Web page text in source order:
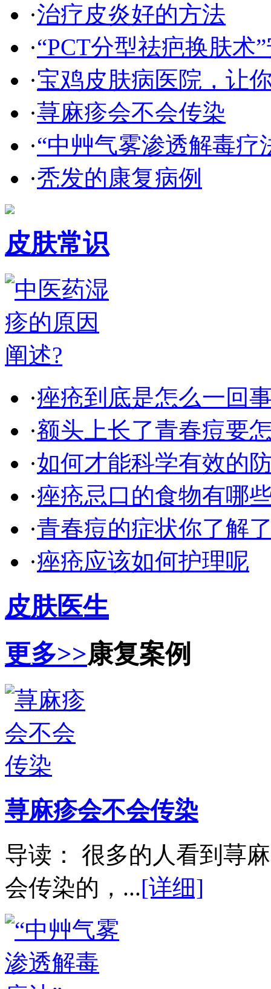
·治疗皮炎好的方法
·“PCT分型祛疤换肤术
·宝鸡皮肤病医院，让
·荨麻疹会不会传染
·“中艸气雾渗透解毒疗
·秃发的康复病例
皮肤常识
·痤疮到底是怎么一回
·额头上长了青春痘要
·如何才能科学有效的
·痤疮忌口的食物有哪
·青春痘的症状你了解
·痤疮应该如何护理呢
皮肤医生
更多>>康复案例
荨麻疹会不会传染
导读： 很多的人看到荨
会传染的，...[详细]